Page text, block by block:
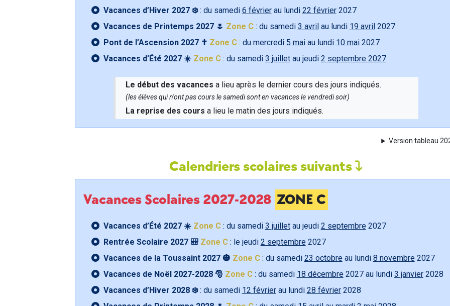
Vacances d’Hiver 2027 ❄️: du samedi 6 févrierau lundi 22 février2027
Vacances de Printemps 2027 🌷 Zone C: du samedi 3 avril au lundi 19 avril 2027
Pont de l’Ascension 2027 ✝️ Zone C: du mercredi 5 maiau lundi 10 mai2027
Vacances d’Été 2027 ☀️ Zone C: du samedi 3 juilletau jeudi 2 septembre 2027
Le début des vacances a lieu après le dernier cours des jours indiqués.
(les élèves qui n'ont pas cours le samedi sont en vacances le vendredi soir)
La reprise des cours a lieu le matin des jours indiqués.
Version tableau
Calendriers scolaires suivants
Vacances Scolaires 2027-2028 ZONE C
Vacances d’Été 2027 ☀️ Zone C: du samedi 3 juilletau jeudi 2 septembre 2027
Rentrée Scolaire 2027 🎒 Zone C: le jeudi 2 septembre 2027
Vacances de la Toussaint 2027 🎃 Zone C: du samedi 23 octobre au lundi 8 novembre 2027
Vacances de Noël 2027-2028 🎅 Zone C: du samedi 18 décembre 2027 au lundi 3 janvier2028
Vacances d’Hiver 2028 ❄️: du samedi 12 févrierau lundi 28 février2028